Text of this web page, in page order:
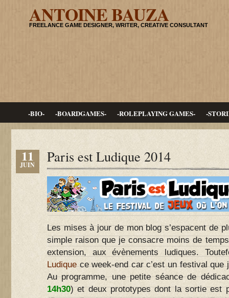
ANTOINE BAUZA
FREELANCE GAME DESIGNER, WRITER, CREATIVE CONSULTANT
-BIO- -BOARDGAMES- -ROLEPLAYING GAMES- -
11
JUIN Paris est Ludique 2014
Les mises à jour de mon blog s’espacent de
simple raison que je consacre moins de
extension, aux évènements ludiques.
Ludiquece week-end car c’est un festival que
Au programme, une petite séance de
14h30) et deux prototypes dont la sortie est